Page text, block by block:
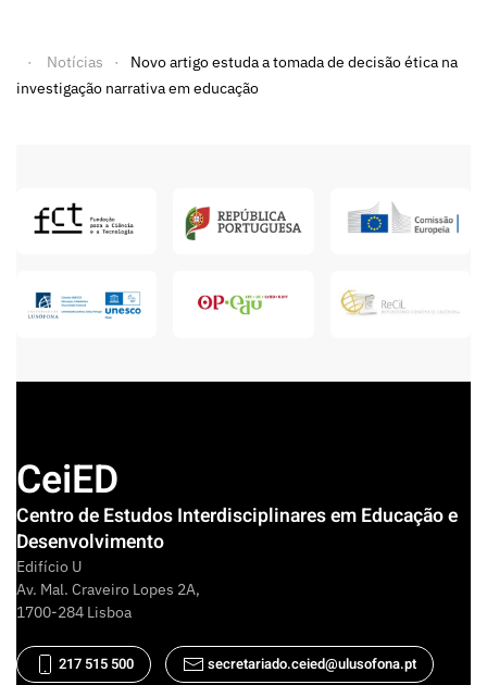
Notícias
Novo artigo estuda a tomada de decisão ética na
investigação narrativa em educação
CeiED
Centro de Estudos Interdisciplinares em Educação e
Desenvolvimento
Edifício U
Av. Mal. Craveiro Lopes 2A,
1700-284 Lisboa
217 515 500 secretariado.ceied@ulusofona.pt